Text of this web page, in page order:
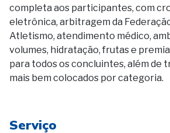
completa aos participantes, com
eletrônica, arbitragem da
Atletismo, atendimento médico,
volumes, hidratação, frutas e
para todos os concluintes, além de
mais bem colocados por categoria.
Serviço